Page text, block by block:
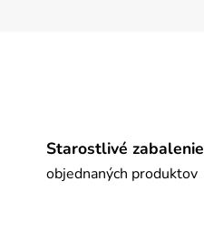
Starostlivé zabalenie
objednaných produktov